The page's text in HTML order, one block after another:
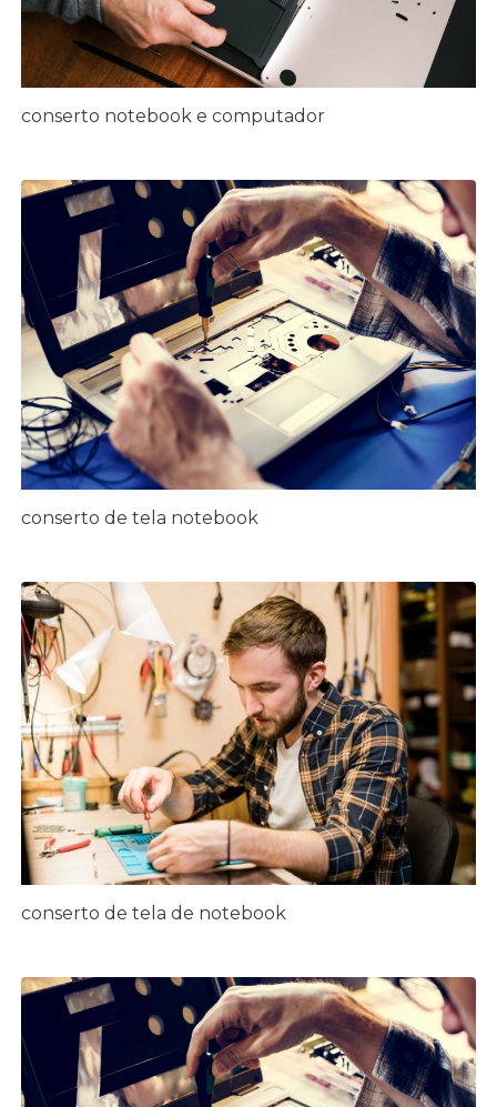
conserto notebook e computador
conserto de tela notebook
conserto de tela de notebook